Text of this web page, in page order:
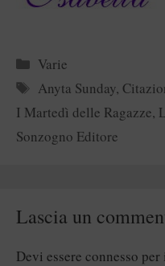
Categorie
Varie
Tag
Anyta Sunday,
I Martedì delle Ragazze,
Sonzogno Editore
Lascia un
Devi essere connesso per